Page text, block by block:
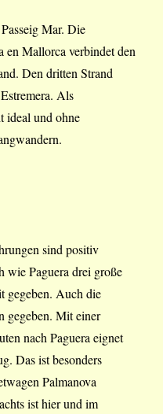
Mar. Die
en Mallorca verbindet den
Den dritten Strand
Als
ideal und ohne
sind positiv
wie Paguera drei große
gegeben. Auch die
gegeben. Mit einer
nach Paguera eignet
Das ist besonders
Palmanova
ist hier und im